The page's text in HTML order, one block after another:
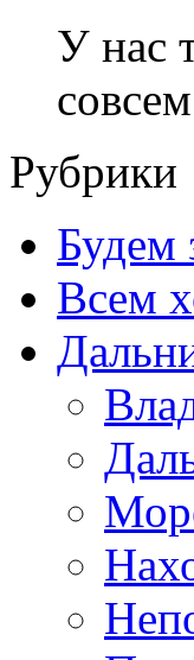
У нас
Рубрики
Будем
Всем